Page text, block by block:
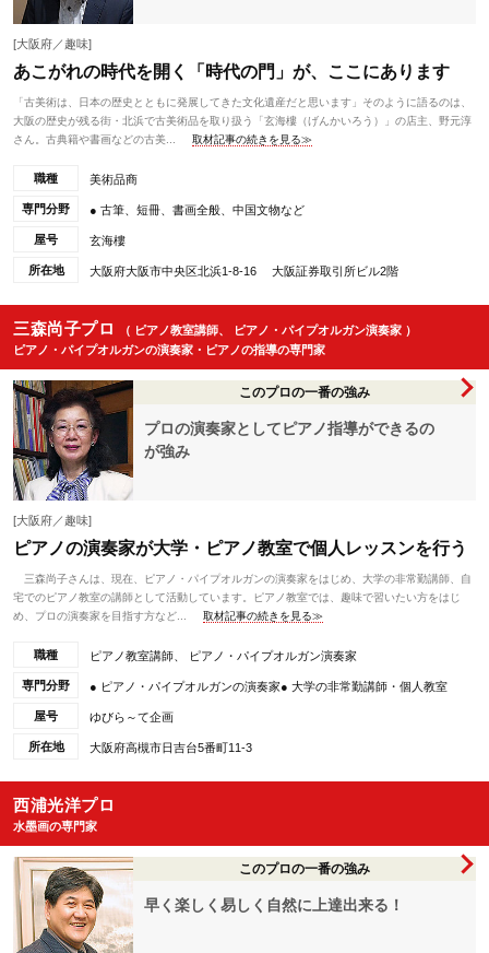
[大阪府／趣味]
あこがれの時代を開く「時代の門」が、ここにあります
「古美術は、日本の歴史とともに発展してきた文化遺産だと思います」そのように語るのは、
大阪の歴史が残る街・北浜で古美術品を取り扱う「玄海樓（げんかいろう）」の店主、野元淳
さん。古典籍や書画などの古美...
取材記事の続きを見る≫
職種 美術品商
専門分野 ● 古筆、短冊、書画全般、中国文物など
屋号 玄海樓
所在地 大阪府大阪市中央区北浜1-8-16 大阪証券取引所ビル2階
三森尚子プロ
（ ピアノ教室講師、 ピアノ・パイプオルガン演奏家 ）
ピアノ・パイプオルガンの演奏家・ピアノの指導の専門家
このプロの一番の強み
プロの演奏家としてピアノ指導ができるの
が強み
[大阪府／趣味]
ピアノの演奏家が大学・ピアノ教室で個人レッスンを行う
三森尚子さんは、現在、ピアノ・パイプオルガンの演奏家をはじめ、大学の非常勤講師、自
宅でのピアノ教室の講師として活動しています。ピアノ教室では、趣味で習いたい方をはじ
め、プロの演奏家を目指す方など...
取材記事の続きを見る≫
職種 ピアノ教室講師、 ピアノ・パイプオルガン演奏家
専門分野 ● ピアノ・パイプオルガンの演奏家● 大学の非常勤講師・個人教室
屋号 ゆびら～て企画
所在地 大阪府高槻市日吉台5番町11-3
西浦光洋プロ
水墨画の専門家
このプロの一番の強み
早く楽しく易しく自然に上達出来る！